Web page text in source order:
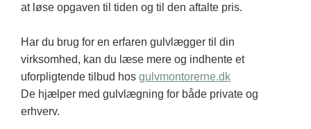
at løse opgaven til tiden og til den aftalte pris.
Har du brug for en erfaren gulvlægger til din
virksomhed, kan du læse mere og indhente et
uforpligtende tilbud hos gulvmontorerne.dk
De hjælper med gulvlægning for både private og
erhverv.